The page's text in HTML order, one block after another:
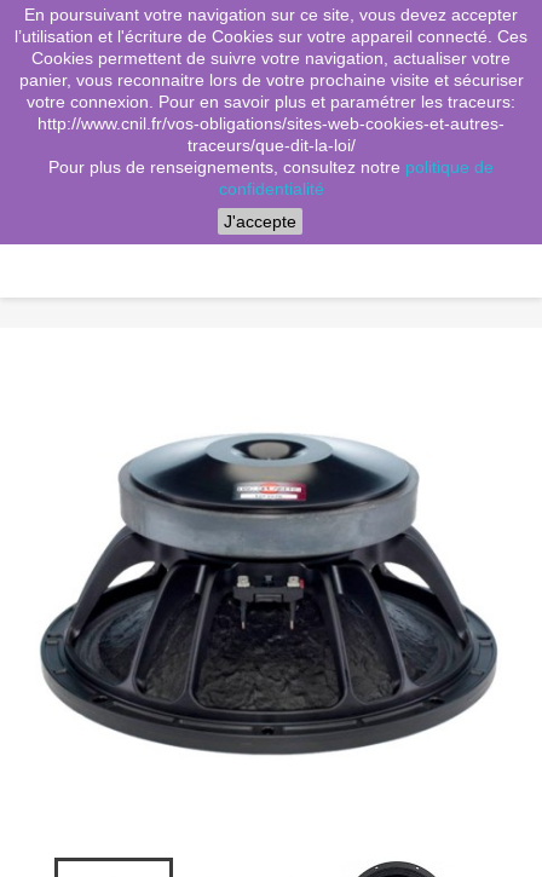
shopping_cart (0)

search
Menu
En poursuivant votre navigation sur ce site, vous devez accepter
l’utilisation et l'écriture de Cookies sur votre appareil connecté. Ces
Cookies permettent de suivre votre navigation, actualiser votre
panier, vous reconnaitre lors de votre prochaine visite et sécuriser
votre connexion. Pour en savoir plus et paramétrer les traceurs:
http://www.cnil.fr/vos-obligations/sites-web-cookies-et-autres-
traceurs/que-dit-la-loi/
Pour plus de renseignements, consultez notre politique de
confidentialité
J'accepte